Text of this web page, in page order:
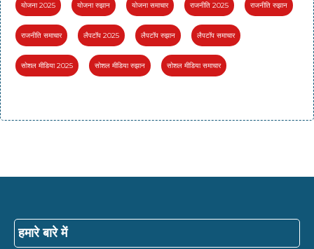
योजना 2025 योजना रुझान योजना समाचार राजनीति 2025 राजनीति रुझान
राजनीति समाचार लैपटॉप 2025 लैपटॉप रुझान लैपटॉप समाचार
सोशल मीडिया 2025 सोशल मीडिया रुझान सोशल मीडिया समाचार
हमारे बारे में